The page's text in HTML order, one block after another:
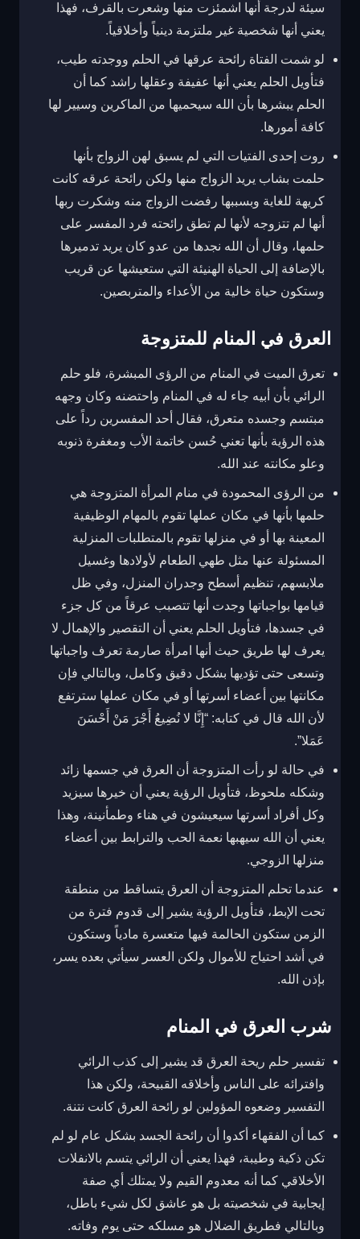
سيئة لدرجة أنها اشمئزت منها وشعرت بالقرف، فهذا
يعني أنها شخصية غير ملتزمة دينياً وأخلاقياً.
لو شمت الفتاة رائحة عرقها في الحلم ووجدته طيب،
فتأويل الحلم يعني أنها عفيفة وعقلها راشد كما أن
الحلم يبشرها بأن الله سيحميها من الماكرين وسيير لها
كافة أمورها.
روت إحدى الفتيات التي لم يسبق لهن الزواج بأنها
حلمت بشاب يريد الزواج منها ولكن رائحة عرقه كانت
كريهة للغاية وبسببها رفضت الزواج منه وشكرت ربها
أنها لم تتزوجه لأنها لم تطق رائحته فرد المفسر على
حلمها، وقال أن الله نجدها من عدو كان يريد تدميرها
بالإضافة إلى الحياة الهنيئة التي ستعيشها عن قريب
وستكون حياة خالية من الأعداء والمتربصين.
العرق في المنام للمتزوجة
تعرق الميت في المنام من الرؤى المبشرة، فلو حلم
الرائي بأن أبيه جاء له في المنام واحتضنه وكان وجهه
مبتسم وجسده متعرق، فقال أحد المفسرين رداً على
هذه الرؤية بأنها تعني حُسن خاتمة الأب ومغفرة ذنوبه
وعلو مكانته عند الله.
من الرؤى المحمودة في منام المرأة المتزوجة هي
حلمها بأنها في مكان عملها تقوم بالمهام الوظيفية
المعينة بها أو في منزلها تقوم بالمتطلبات المنزلية
المسئولة عنها مثل طهي الطعام لأولادها وغسيل
ملابسهم، تنظيم أسطح وجدران المنزل، وفي ظل
قيامها بواجباتها وجدت أنها تتصبب عرقاً من كل جزء
في جسدها، فتأويل الحلم يعني أن التقصير والإهمال لا
يعرف لها طريق حيث أنها امرأة صارمة تعرف واجباتها
وتسعى حتى تؤديها بشكل دقيق وكامل، وبالتالي فإن
مكانتها بين أعضاء أسرتها أو في مكان عملها سترتفع
لأن الله قال في كتابه: “إِنَّا لا نُضِيعُ أَجْرَ مَنْ أَحْسَنَ
عَمَلا”.
في حالة لو رأت المتزوجة أن العرق في جسمها زائد
وشكله ملحوظ، فتأويل الرؤية يعني أن خيرها سيزيد
وكل أفراد أسرتها سيعيشون في هناء وطمأنينة، وهذا
يعني أن الله سيهبها نعمة الحب والترابط بين أعضاء
منزلها الزوجي.
عندما تحلم المتزوجة أن العرق يتساقط من منطقة
تحت الإبط، فتأويل الرؤية يشير إلى قدوم فترة من
الزمن ستكون الحالمة فيها متعسرة مادياً وستكون
في أشد احتياج للأموال ولكن العسر سيأتي بعده يسر،
بإذن الله.
شرب العرق في المنام
تفسير حلم ريحة العرق قد يشير إلى كذب الرائي
وافترائه على الناس وأخلاقه القبيحة، ولكن هذا
التفسير وضعوه المؤولين لو رائحة العرق كانت نتنة.
كما أن الفقهاء أكدوا أن رائحة الجسد بشكل عام لو لم
تكن ذكية وطيبة، فهذا يعني أن الرائي يتسم بالانفلات
الأخلاقي كما أنه معدوم القيم ولا يمتلك أي صفة
إيجابية في شخصيته بل هو عاشق لكل شيء باطل،
وبالتالي فطريق الضلال هو مسلكه حتى يوم وفاته.